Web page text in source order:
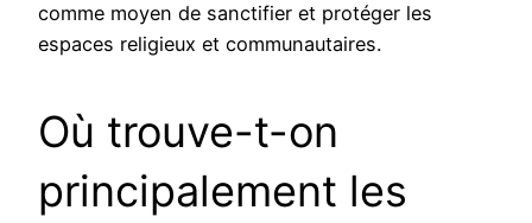
comme moyen de sanctifier et protéger les
espaces religieux et communautaires.
Où trouve-t-on
principalement les